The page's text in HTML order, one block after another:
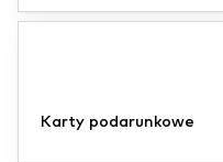
Karty podarunkowe